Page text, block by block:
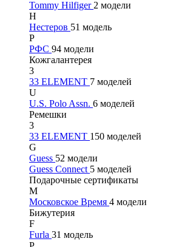
Tommy Hilfiger 2 модели
Н
Нестеров 51 модель
Р
РФС 94 модели
Кожгалантерея
3
33 ELEMENT 7 моделей
U
U.S. Polo Assn. 6 моделей
Ремешки
3
33 ELEMENT 150 моделей
G
Guess 52 модели
Guess Connect 5 моделей
Подарочные сертификаты
М
Московское Время 4 модели
Бижутерия
F
Furla 31 модель